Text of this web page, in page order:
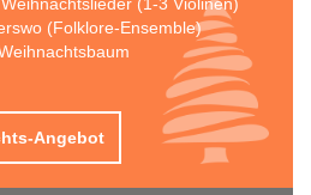
(Folklore-Ensemble)
Angebot